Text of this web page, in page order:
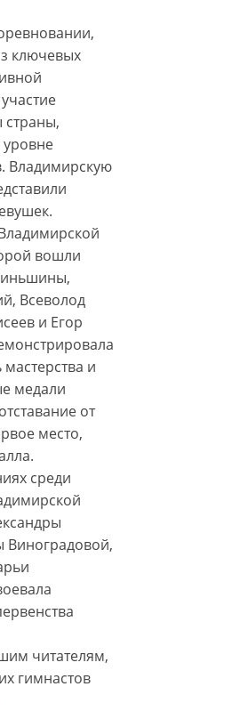
ключевых
Владимирскую
вошли
Всеволод
и Егор
и
медали
от
место,
среди
Виноградовой,
читателям,
гимнастов